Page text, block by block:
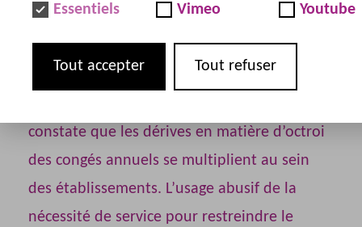
SUD Santé Sociaux
Alors que la période de congés estivaux se
constate que les dérives en matière d’octroi
des congés annuels se multiplient au sein
des établissements. L’usage abusif de la
nécessité de service pour restreindre le
Essentiels Vimeo Youtube
Tout accepter Tout refuser